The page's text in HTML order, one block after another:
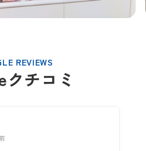
REVIEWS
クチコミ